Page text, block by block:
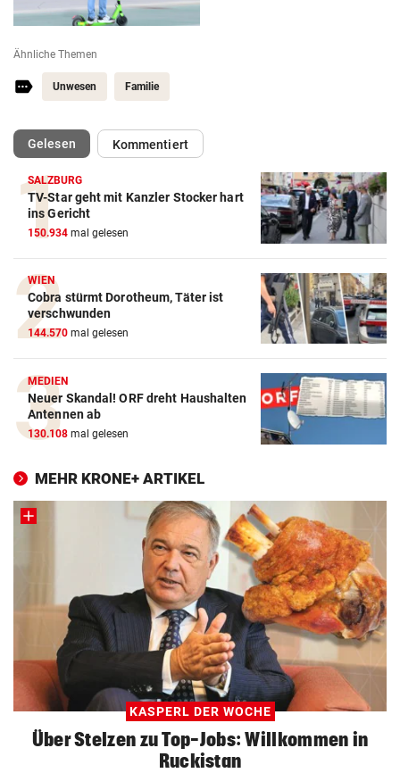
Ähnliche Themen
Unwesen Familie
Gelesen(ausgewählt)Kommentiert
SALZBURG
TV-Star geht mit Kanzler Stocker hart
ins Gericht
150.934 mal gelesen
WIEN
Cobra stürmt Dorotheum, Täter ist
verschwunden
144.570 mal gelesen
MEDIEN
Neuer Skandal! ORF dreht Haushalten
Antennen ab
130.108 mal gelesen
MEHR KRONE+ ARTIKEL
KASPERL DER WOCHE
Über Stelzen zu Top-Jobs: Willkommen in
Ruckistan